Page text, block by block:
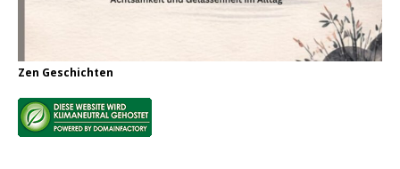
Zen Geschichten